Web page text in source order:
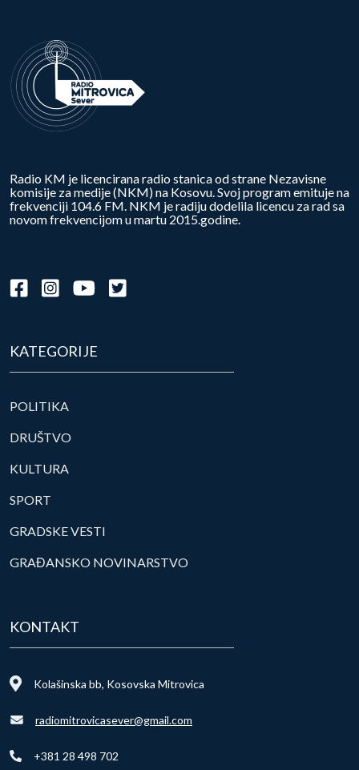
Radio KM je licencirana radio stanica od strane Nezavisne
komisije za medije (NKM) na Kosovu. Svoj program emituje na
frekvenciji 104.6 FM. NKM je radiju dodelila licencu za rad sa
novom frekvencijom u martu 2015.godine.
KATEGORIJE
POLITIKA
DRUŠTVO
KULTURA
SPORT
GRADSKE VESTI
GRAĐANSKO NOVINARSTVO
KONTAKT
Kolašinska bb, Kosovska Mitrovica
radiomitrovicasever@gmail.com
+381 28 498 702